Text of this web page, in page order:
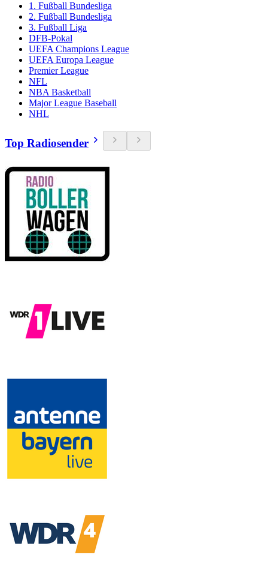
1. Fußball Bundesliga
2. Fußball Bundesliga
3. Fußball Liga
DFB-Pokal
UEFA Champions League
UEFA Europa League
Premier League
NFL
NBA Basketball
Major League Baseball
NHL
Top Radiosender